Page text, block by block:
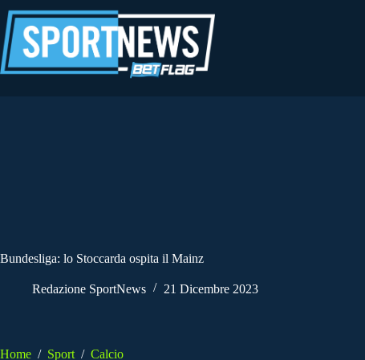
al
contenuto
Bundesliga: lo Stoccarda ospita il Mainz
Redazione SportNews 21 Dicembre 2023
Home / Sport / Calcio